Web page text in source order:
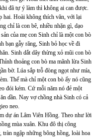
đã tự ý làm thì không ai can được.
hai. Hoài không thích văn, với lại
chỉ là con bê, nhiều nhặn gì, dạo
của mẹ con Sinh chỉ là một con bò
bạn gẫy răng, Sinh bỏ học về đi
Sinh dắt dây thừng xỏ mũi con bò
thoảng con bò ma mãnh lừa Sinh
bờ. Lúa sắp trỗ đòng ngọt như mía,
Thế mà chỉ một con bò ấy nó cũng
đói kém. Cứ mỗi năm nó đẻ một
dần. Nay vợ chồng nhà Sinh có cả
neo.
dự án Lâm Viên Hồng. Theo như lời
mùa xuân. Khu đô thị công
tràn ngập những bông hồng, loài hoa